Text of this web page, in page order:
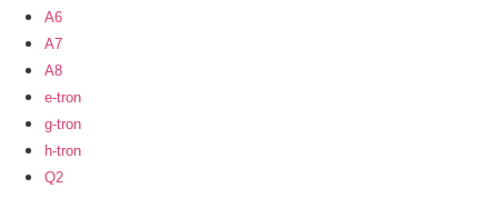
A6
A7
A8
e-tron
g-tron
h-tron
Q2